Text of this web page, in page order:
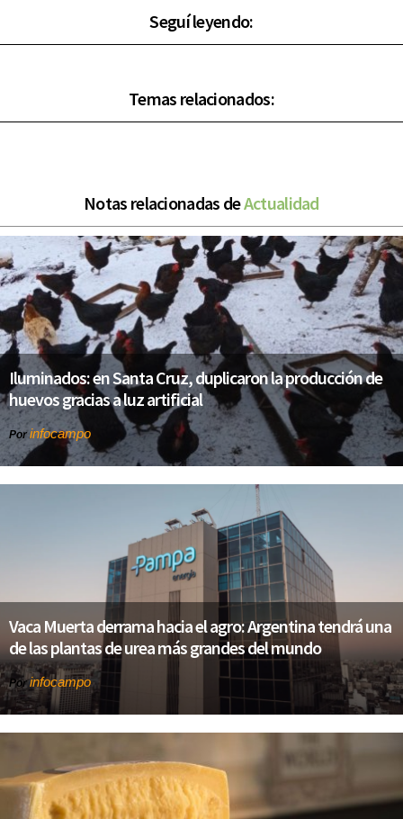
Seguí leyendo:
Temas relacionados:
Notas relacionadas deActualidad
Iluminados: en Santa Cruz, duplicaron la producción de
huevos gracias a luz artificial
Porinfocampo
Vaca Muerta derrama hacia el agro: Argentina tendrá una
de las plantas de urea más grandes del mundo
Por infocampo